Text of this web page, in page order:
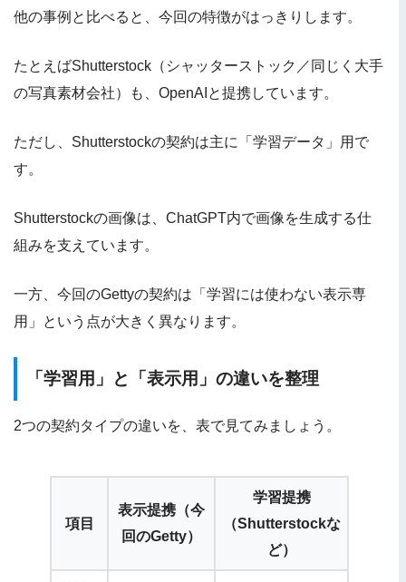
他の事例と比べると、今回の特徴がはっきりします。
たとえばShutterstock（シャッターストック／同じく大手
の写真素材会社）も、OpenAIと提携しています。
ただし、Shutterstockの契約は主に「学習データ」用で
す。
Shutterstockの画像は、ChatGPT内で画像を生成する仕
組みを支えています。
一方、今回のGettyの契約は「学習には使わない表示専
用」という点が大きく異なります。
「学習用」と「表示用」の違いを整理
2つの契約タイプの違いを、表で見てみましょう。
項目
表示提携（今
回のGetty）
学習提携
（Shutterstockな
ど）